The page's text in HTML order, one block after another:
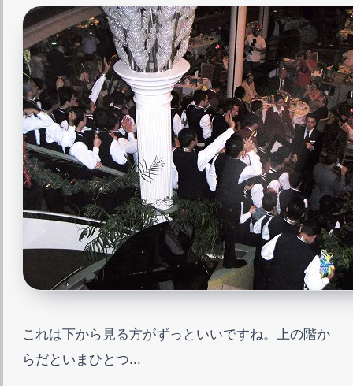
これは下から見る方がずっといいですね。上の階か
らだといまひとつ...